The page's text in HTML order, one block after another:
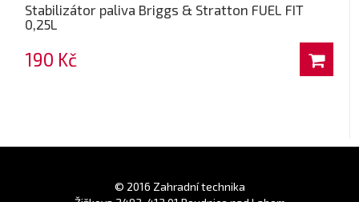
Stabilizátor paliva Briggs & Stratton FUEL FIT
0,25L
190 Kč
© 2016 Zahradní technika